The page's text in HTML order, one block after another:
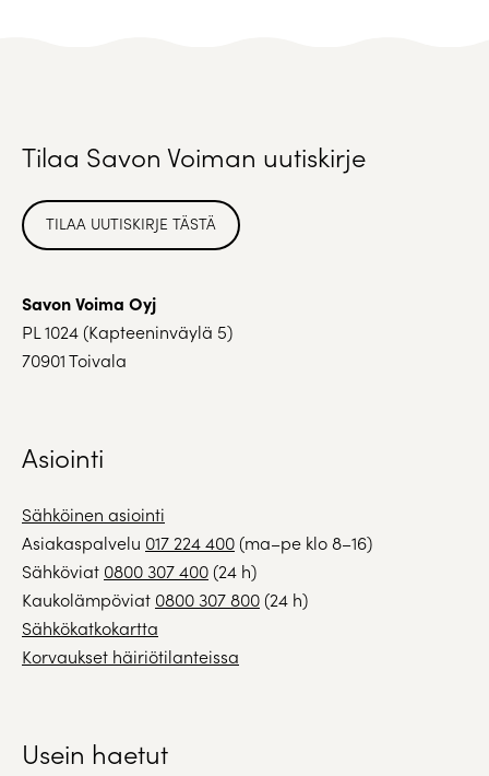
Tilaa Savon Voiman uutiskirje
TILAA UUTISKIRJE TÄSTÄ
Savon Voima Oyj
PL 1024 (Kapteeninväylä 5)
70901 Toivala
Asiointi
Sähköinen asiointi
Asiakaspalvelu 017 224 400(ma–pe klo 8–16)
Sähköviat 0800 307 400(24 h)
Kaukolämpöviat 0800 307 800(24 h)
Sähkökatkokartta
Korvaukset häiriötilanteissa
Usein haetut